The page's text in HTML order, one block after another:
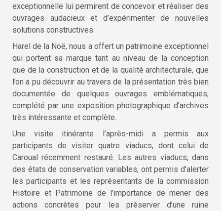
exceptionnelle lui permirent de concevoir et réaliser des
ouvrages audacieux et d’expérimenter de nouvelles
solutions constructives.
Harel de la Noë, nous a offert un patrimoine exceptionnel
qui portent sa marque tant au niveau de la conception
que de la construction et de la qualité architecturale, que
l’on a pu découvrir au travers de la présentation très bien
documentée de quelques ouvrages emblématiques,
complété par une exposition photographique d’archives
très intéressante et complète.
Une visite itinérante l’après-midi a permis aux
participants de visiter quatre viaducs, dont celui de
Caroual récemment restauré. Les autres viaducs, dans
des états de conservation variables, ont permis d’alerter
les participants et les représentants de la commission
Histoire et Patrimoine de l’importance de mener des
actions concrètes pour les préserver d’une ruine